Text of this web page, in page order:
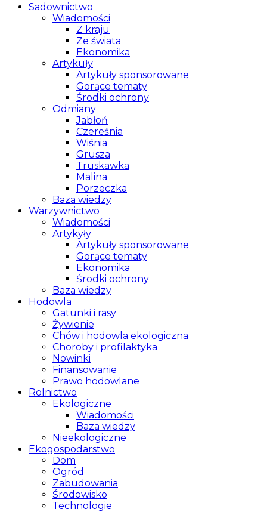
Sadownictwo
Wiadomości
Z kraju
Ze świata
Ekonomika
Artykuły
Artykuły sponsorowane
Gorące tematy
Środki ochrony
Odmiany
Jabłoń
Czereśnia
Wiśnia
Grusza
Truskawka
Malina
Porzeczka
Baza wiedzy
Warzywnictwo
Wiadomości
Artykyły
Artykuły sponsorowane
Gorące tematy
Ekonomika
Środki ochrony
Baza wiedzy
Hodowla
Gatunki i rasy
Żywienie
Chów i hodowla ekologiczna
Choroby i profilaktyka
Nowinki
Finansowanie
Prawo hodowlane
Rolnictwo
Ekologiczne
Wiadomości
Baza wiedzy
Nieekologiczne
Ekogospodarstwo
Dom
Ogród
Zabudowania
Środowisko
Technologie